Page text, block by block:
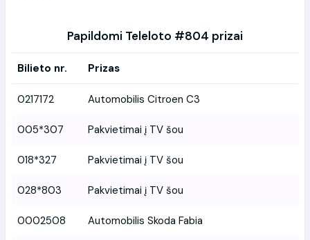
Papildomi Teleloto #804 prizai
Bilieto nr. Prizas
0217172 Automobilis Citroen C3
005*307 Pakvietimai į TV šou
018*327 Pakvietimai į TV šou
028*803 Pakvietimai į TV šou
0002508 Automobilis Skoda Fabia